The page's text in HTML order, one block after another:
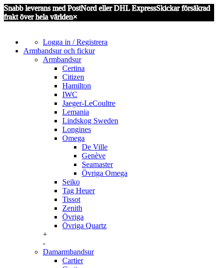
Snabb leverans med PostNord eller DHL ExpressSkickar försäkrad
frakt över hela världen×
Logga in / Registrera
Armbandsur och fickur
Armbandsur
Certina
Citizen
Hamilton
IWC
Jaeger-LeCoultre
Lemania
Lindskog Sweden
Longines
Omega
De Ville
Genève
Seamaster
Övriga Omega
Seiko
Tag Heuer
Tissot
Zenith
Övriga
Övriga Quartz
+
-
Damarmbandsur
Cartier